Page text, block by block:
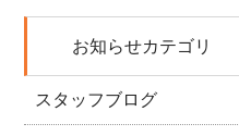
お知らせカテゴリ
スタッフブログ